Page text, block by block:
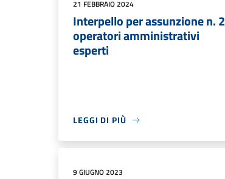
21 FEBBRAIO 2024
Interpello per assunzione n. 2
operatori amministrativi
esperti
LEGGI DI PIÙ
9 GIUGNO 2023